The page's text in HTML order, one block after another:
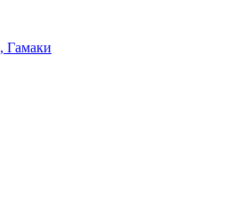
Гамаки